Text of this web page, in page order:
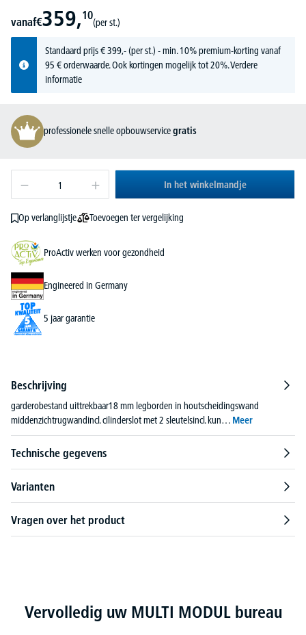
vanaf€359,10
(per st.)
Standaard prijs€399,-(per st.) - min. 10% premium-korting vanaf
95 € orderwaarde. Ook kortingen mogelijk tot 20%.Verdere
informatie
professionele snelle opbouwservicegratis
In het winkelmandje
Op verlanglijstje Toevoegen ter vergelijking
ProActiv werken voor gezondheid
Engineered in Germany
5 jaar garantie
Beschrijving
garderobestand uittrekbaar18 mm legborden in houtscheidingswand
middenzichtrugwandincl. cilinderslot met 2 sleutelsincl. kun… Meer
Technische gegevens
Varianten
Vragen over het product
Productgalerij overslaan
Vervolledig uw MULTI MODUL bureau